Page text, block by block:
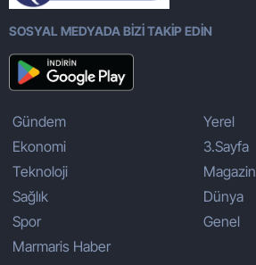
SOSYAL MEDYADA BİZİ TAKİP EDİN
Gündem
Ekonomi
Teknoloji
Sağlık
Spor
Marmaris Haber
Yerel
3.Sayfa
Magazin
Dünya
Genel